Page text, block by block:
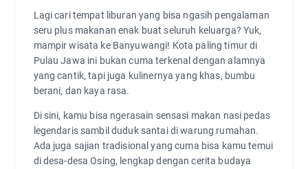
Lagi cari tempat liburan yang bisa ngasih pengalaman
seru plus makanan enak buat seluruh keluarga? Yuk,
mampir wisata ke Banyuwangi! Kota paling timur di
Pulau Jawa ini bukan cuma terkenal dengan alamnya
yang cantik, tapi juga kulinernya yang khas, bumbu
berani, dan kaya rasa.
Di sini, kamu bisa ngerasain sensasi makan nasi pedas
legendaris sambil duduk santai di warung rumahan.
Ada juga sajian tradisional yang cuma bisa kamu temui
di desa-desa Osing, lengkap dengan cerita budaya